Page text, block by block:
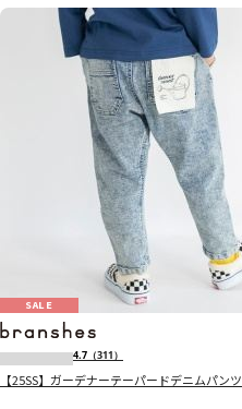
SALE
4.7 （311）
【25SS】ガーデナーテーパードデニムパンツ